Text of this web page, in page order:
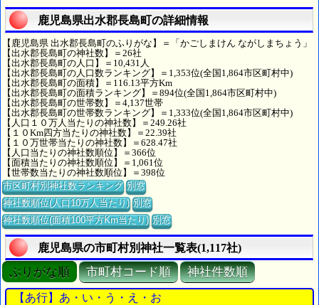
鹿児島県出水郡長島町の詳細情報
【鹿児島県 出水郡長島町のふりがな】＝「かごしまけん ながしまちょう」
【出水郡長島町の神社数】＝26社
【出水郡長島町の人口】＝10,431人
【出水郡長島町の人口数ランキング】＝1,353位(全国1,864市区町村中)
【出水郡長島町の面積】＝116.13平方Km
【出水郡長島町の面積ランキング】＝894位(全国1,864市区町村中)
【出水郡長島町の世帯数】＝4,137世帯
【出水郡長島町の世帯数ランキング】＝1,333位(全国1,864市区町村中)
【人口１０万人当たりの神社数】＝249.26社
【１０Km四方当たりの神社数】＝22.39社
【１０万世帯当たりの神社数】＝628.47社
【人口当たりの神社数順位】＝366位
【面積当たりの神社数順位】＝1,061位
【世帯数当たりの神社数順位】＝398位
市区町村別神社数ランキング 別窓
神社数順位(人口10万人当たり) 別窓
神社数順位(面積100平方Km当たり) 別窓
鹿児島県の市町村別神社一覧表(1,117社)
ぶりがな順 市町村コード順 神社件数順
【あ行】あ・い・う・え・お